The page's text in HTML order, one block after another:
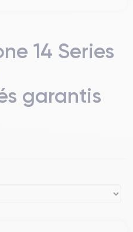
14 Series
garantis